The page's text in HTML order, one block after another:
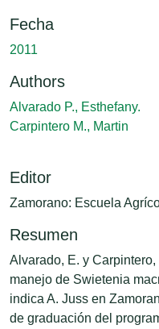
Fecha
2011
Authors
Alvarado P., Esthefany.
Carpintero M., Martin
Editor
Zamorano: Escuela
Resumen
Alvarado, E. y
manejo de Swietenia
indica A. Juss en
de graduación del